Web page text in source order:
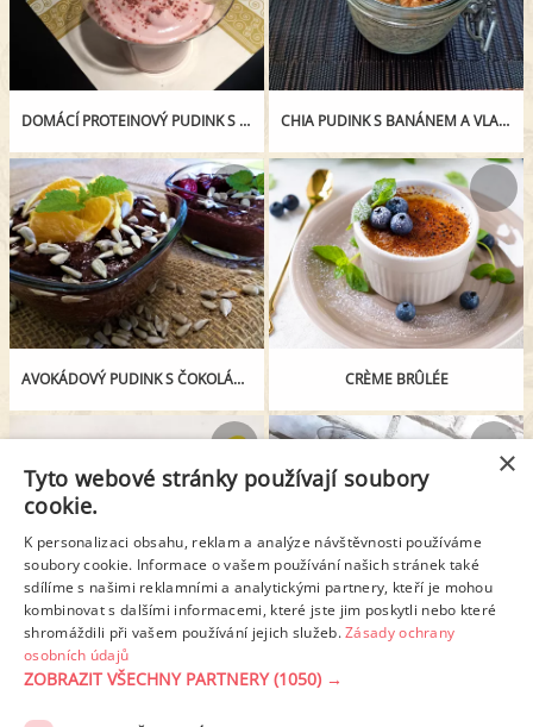
DOMÁCÍ PROTEINOVÝ PUDINK S BANÁNEM CHIA PUDINK S BANÁNEM A VLAŠSKÝMI OŘECHY
AVOKÁDOVÝ PUDINK S ČOKOLÁDOVÝM NÁDECHEM A OVOCEM CRÈME BRÛLÉE
CHIA PUDINK S KOKOSOVÝMI PLÁTKY CHIA PUDING
×
Tyto webové stránky používají soubory
cookie.
K personalizaci obsahu, reklam a analýze návštěvnosti používáme
soubory cookie. Informace o vašem používání našich stránek také
sdílíme s našimi reklamními a analytickými partnery, kteří je mohou
kombinovat s dalšími informacemi, které jste jim poskytli nebo které
shromáždili při vašem používání jejich služeb.Zásady ochrany
osobních údajů
ZOBRAZIT VŠECHNY PARTNERY(1050) →